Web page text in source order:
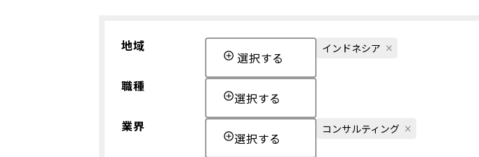
地域
選択する
インドネシア
職種
選択する
業界
選択する
コンサルティング